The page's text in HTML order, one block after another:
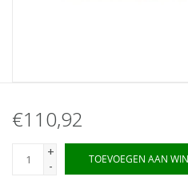
€110,92
+
-
TOEVOEGEN AAN